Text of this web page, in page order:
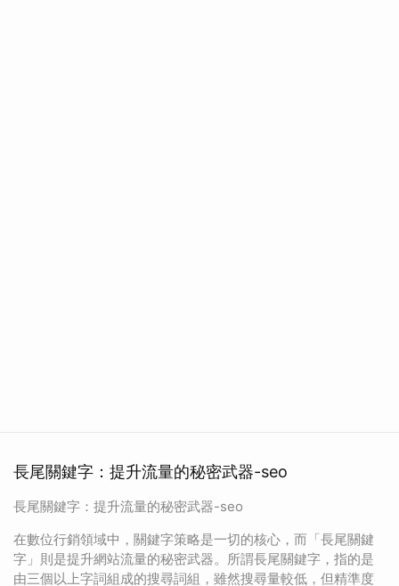
長尾關鍵字：提升流量的秘密武器-seo
長尾關鍵字：提升流量的秘密武器-seo
在數位行銷領域中，關鍵字策略是一切的核心，而「長尾關鍵
字」則是提升網站流量的秘密武器。所謂長尾關鍵字，指的是
由三個以上字詞組成的搜尋詞組，雖然搜尋量較低，但精準度